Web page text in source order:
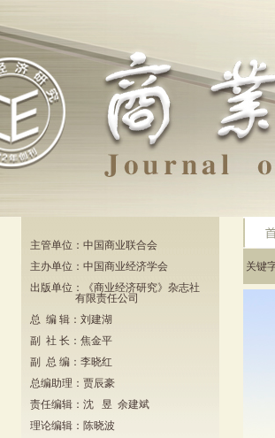
主管单位：中国商业联合会
主办单位：中国商业经济学会
出版单位：《商业经济研究》杂志社
有限责任公司
总 编 辑：刘建湖
副 社 长：焦金平
副 总 编：李晓红
总编助理：贾辰豪
责任编辑：沈 昱 余建斌
理论编辑：陈晓波
关键